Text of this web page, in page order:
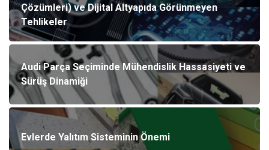
Çözümleri) ve Dijital Altyapıda Görünmeyen
Tehlikeler
Audi Parça Seçiminde Mühendislik Hassasiyeti ve
Sürüş Dinamiği
Evlerde Yalıtım Sisteminin Önemi